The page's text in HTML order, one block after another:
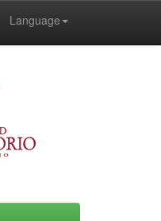
Language